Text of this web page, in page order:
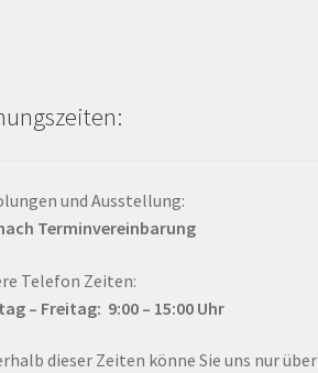
und Ausstellung:
Terminvereinbarung
Telefon Zeiten:
– Freitag: 9:00 – 15:00 Uhr
dieser Zeiten könne Sie uns nur über